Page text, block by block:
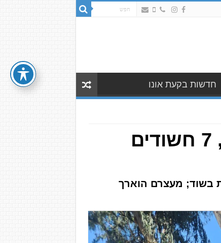
חדשות בקעת אונו
שוד בגבעתיים: קטינים הותקפו ואופנוע נגנב, 7 חשודים
בשוד; מעצרם הוארך